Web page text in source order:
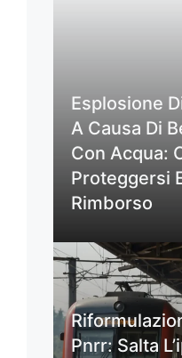
Esplosione
A Causa Di
Con Acqua:
Proteggersi
Rimborso
Pnrr: Salta